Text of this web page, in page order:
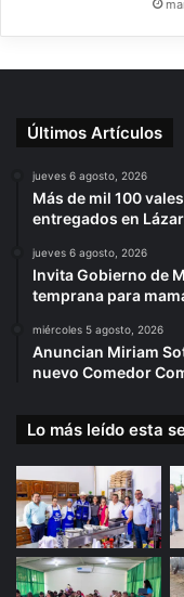
Últimos Artículos
jueves 6 agosto, 2026
Más de mil 100
entregados en
jueves 6 agosto, 2026
Invita Gobierno de
temprana para
miércoles 5 agosto, 2026
Anuncian Miriam
nuevo Comedor
Lo más leído esta